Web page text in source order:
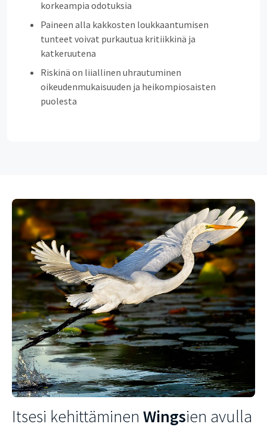
korkeampia odotuksia
Paineen alla kakkosten loukkaantumisen
tunteet voivat purkautua kritiikkinä ja
katkeruutena
Riskinä on liiallinen uhrautuminen
oikeudenmukaisuuden ja heikompiosaisten
puolesta
Itsesi kehittäminen Wingsien avulla